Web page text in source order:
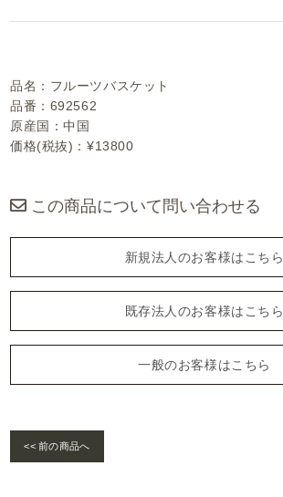
品名：フルーツバスケット
品番：692562
原産国：中国
価格(税抜)：¥13800
この商品について問い合わせる
新規法人のお客様はこちら
既存法人のお客様はこちら
一般のお客様はこちら
<< 前の商品へ